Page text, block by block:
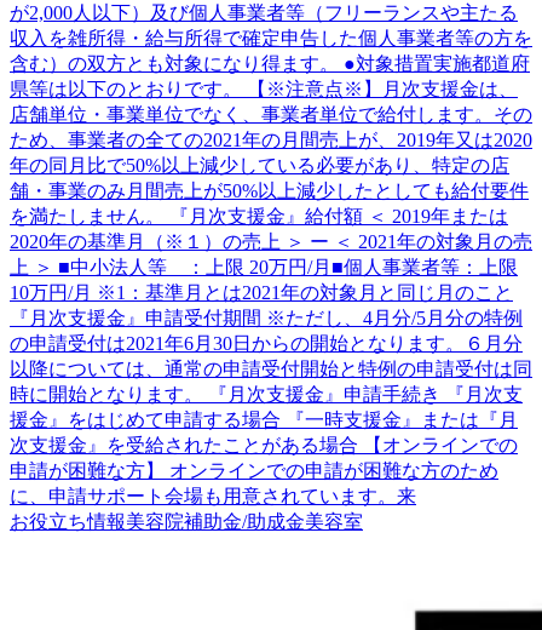
が2,000人以下）及び個人事業者等（フリーランスや主たる
収入を雑所得・給与所得で確定申告した個人事業者等の方を
含む）の双方とも対象になり得ます。 ●対象措置実施都道府
県等は以下のとおりです。 【※注意点※】月次支援金は、
店舗単位・事業単位でなく、事業者単位で給付します。その
ため、事業者の全ての2021年の月間売上が、2019年又は2020
年の同月比で50%以上減少している必要があり、特定の店
舗・事業のみ月間売上が50%以上減少したとしても給付要件
を満たしません。 『月次支援金』給付額 ＜ 2019年または
2020年の基準月（※１）の売上 ＞ ー ＜ 2021年の対象月の売
上 ＞ ■中小法人等 ：上限 20万円/月■個人事業者等：上限
10万円/月 ※1：基準月とは2021年の対象月と同じ月のこと
『月次支援金』申請受付期間 ※ただし、4月分/5月分の特例
の申請受付は2021年6月30日からの開始となります。６月分
以降については、通常の申請受付開始と特例の申請受付は同
時に開始となります。 『月次支援金』申請手続き 『月次支
援金』をはじめて申請する場合 『一時支援金』または『月
次支援金』を受給されたことがある場合 【オンラインでの
申請が困難な方】 オンラインでの申請が困難な方のため
に、申請サポート会場も用意されています。来
お役立ち情報美容院補助金/助成金美容室